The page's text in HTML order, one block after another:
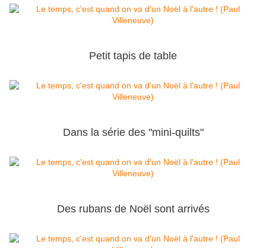
Petit tapis de table
Dans la série des "mini-quilts"
Des rubans de Noël sont arrivés